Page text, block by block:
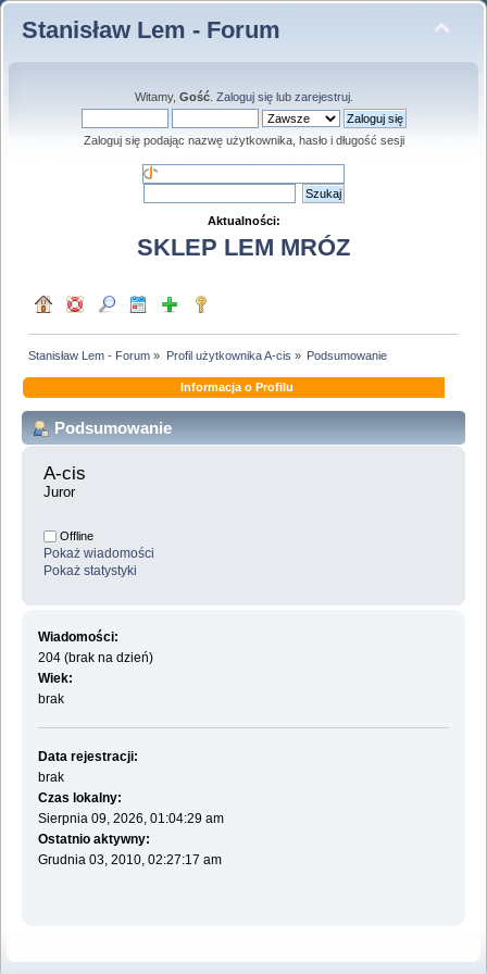
Stanisław Lem - Forum
Witamy, Gość. Zaloguj sięlub zarejestruj.
Zaloguj się podając nazwę użytkownika, hasło i długość sesji
Aktualności:
SKLEP LEM MRÓZ
Stanisław Lem - Forum » Profil użytkownika A-cis » Podsumowanie
Informacja o Profilu
Podsumowanie
A-cis
Juror
Offline
Pokaż wiadomości
Pokaż statystyki
Wiadomości:
204 (brak na dzień)
Wiek:
brak
Data rejestracji:
brak
Czas lokalny:
Sierpnia 09, 2026, 01:04:29 am
Ostatnio aktywny:
Grudnia 03, 2010, 02:27:17 am